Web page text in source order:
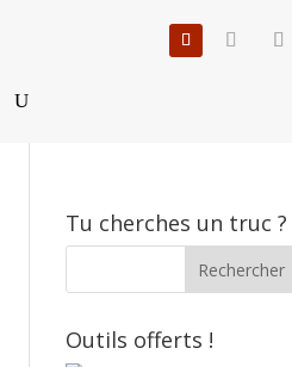
Tu cherches un truc ?
Outils offerts !